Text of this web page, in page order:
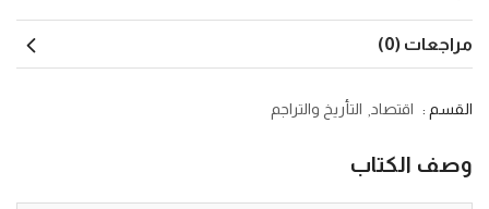
مراجعات (0)
القسم : اقتصاد التأريخ والتراجم
وصف الكتاب